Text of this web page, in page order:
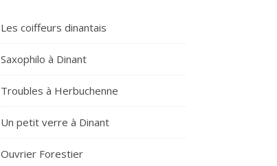
Les coiffeurs dinantais
Saxophilo à Dinant
Troubles à Herbuchenne
Un petit verre à Dinant
Ouvrier Forestier